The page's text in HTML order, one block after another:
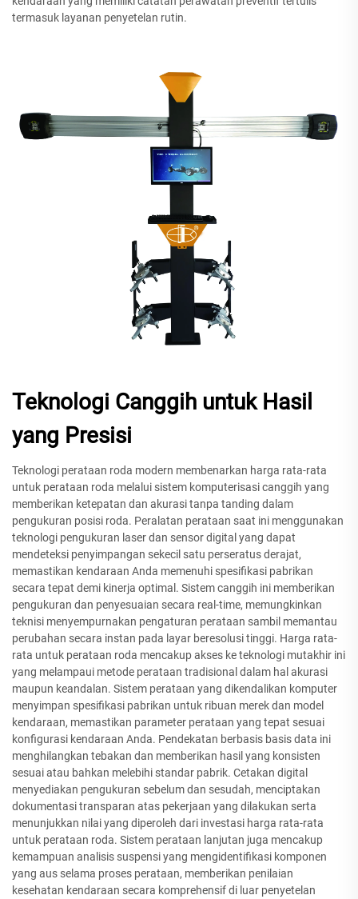
termasuk layanan penyetelan rutin.
Teknologi Canggih untuk Hasil
yang Presisi
Teknologi perataan roda modern membenarkan harga rata-rata
untuk perataan roda melalui sistem komputerisasi canggih yang
memberikan ketepatan dan akurasi tanpa tanding dalam
pengukuran posisi roda. Peralatan perataan saat ini menggunakan
teknologi pengukuran laser dan sensor digital yang dapat
mendeteksi penyimpangan sekecil satu perseratus derajat,
memastikan kendaraan Anda memenuhi spesifikasi pabrikan
secara tepat demi kinerja optimal. Sistem canggih ini memberikan
pengukuran dan penyesuaian secara real-time, memungkinkan
teknisi menyempurnakan pengaturan perataan sambil memantau
perubahan secara instan pada layar beresolusi tinggi. Harga rata-
rata untuk perataan roda mencakup akses ke teknologi mutakhir ini
yang melampaui metode perataan tradisional dalam hal akurasi
maupun keandalan. Sistem perataan yang dikendalikan komputer
menyimpan spesifikasi pabrikan untuk ribuan merek dan model
kendaraan, memastikan parameter perataan yang tepat sesuai
konfigurasi kendaraan Anda. Pendekatan berbasis basis data ini
menghilangkan tebakan dan memberikan hasil yang konsisten
sesuai atau bahkan melebihi standar pabrik. Cetakan digital
menyediakan pengukuran sebelum dan sesudah, menciptakan
dokumentasi transparan atas pekerjaan yang dilakukan serta
menunjukkan nilai yang diperoleh dari investasi harga rata-rata
untuk perataan roda. Sistem perataan lanjutan juga mencakup
kemampuan analisis suspensi yang mengidentifikasi komponen
yang aus selama proses perataan, memberikan penilaian
kesehatan kendaraan secara komprehensif di luar penyetelan